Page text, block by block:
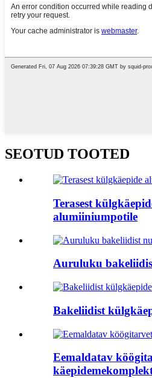
SEOTUD TOOTED
Terasest
alumiiniumpotile
Auruluku
Bakeliidist
Eemaldatav